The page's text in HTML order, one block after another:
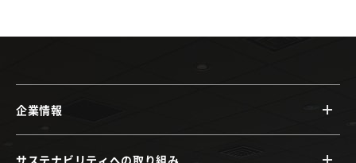
企業情報
サステナビリティへの取り組み